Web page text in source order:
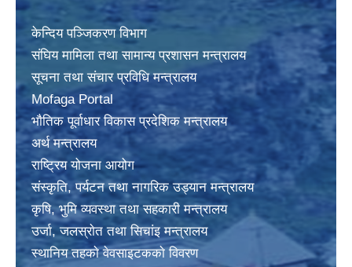
केन्दिय पञ्जिकरण विभाग
संघिय मामिला तथा सामान्य प्रशासन मन्त्रालय
सूचना तथा संचार प्रविधि मन्त्रालय
Mofaga Portal
भाैतिक पूर्वाधार विकास प्रदेशिक मन्त्रालय
अर्थ मन्त्रालय
राष्ट्रिय योजना आयोग
संस्कृति, पर्यटन तथा नागरिक उड्यान मन्त्रालय
कृषि, भुमि व्यवस्था तथा सहकारी मन्त्रालय
उर्जा, जलस्राेत तथा सिचांइ मन्त्रालय
स्थानिय तहकाे वेवसाइटककाे विवरण